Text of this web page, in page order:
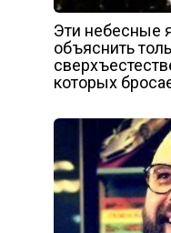
Эти небесные
объяснить
которых